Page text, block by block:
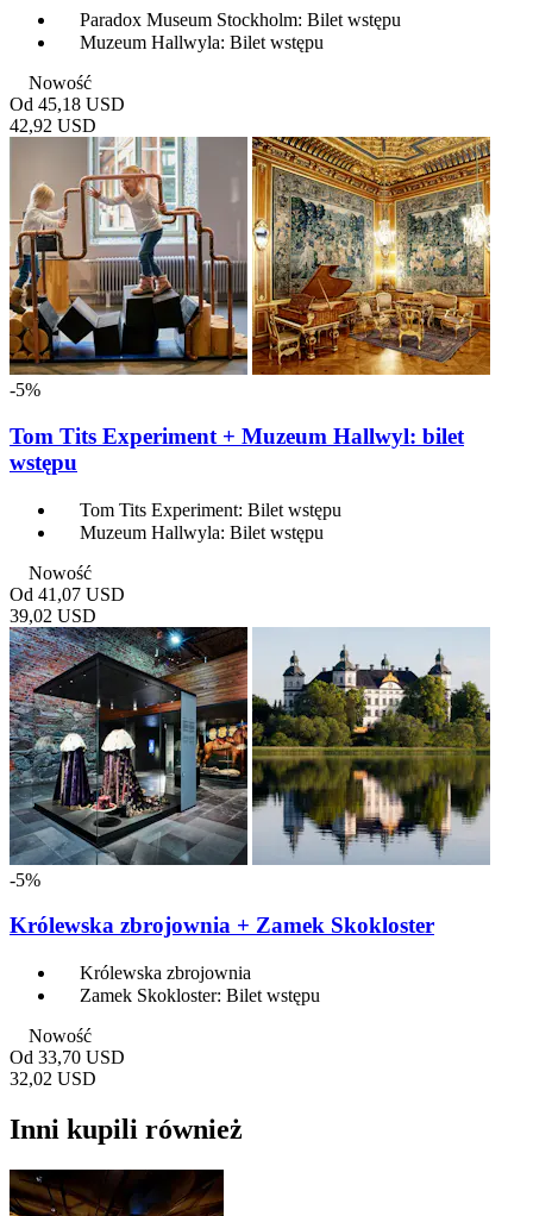
Paradox Museum Stockholm: Bilet wstępu
Muzeum Hallwyla: Bilet wstępu
Nowość
Od 45,18 USD
42,92 USD
-5%
Tom Tits Experiment + Muzeum Hallwyl: bilet
wstępu
Tom Tits Experiment: Bilet wstępu
Muzeum Hallwyla: Bilet wstępu
Nowość
Od 41,07 USD
39,02 USD
-5%
Królewska zbrojownia + Zamek Skokloster
Królewska zbrojownia
Zamek Skokloster: Bilet wstępu
Nowość
Od 33,70 USD
32,02 USD
Inni kupili również